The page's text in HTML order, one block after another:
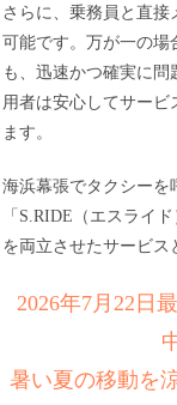
さらに、乗務員と直
可能です。万が一の場
も、迅速かつ確実に問
用者は安心してサービ
ます。
海浜幕張でタクシーを
「S.RIDE（エスライ
を両立させたサービス
2026年7月22日
暑い夏の移動を